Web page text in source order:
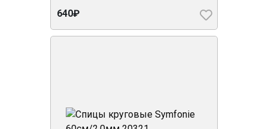
640₽